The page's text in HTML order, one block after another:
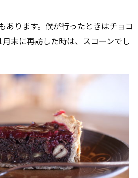
あります。僕が行ったときはチョコ
末に再訪した時は、スコーンでし